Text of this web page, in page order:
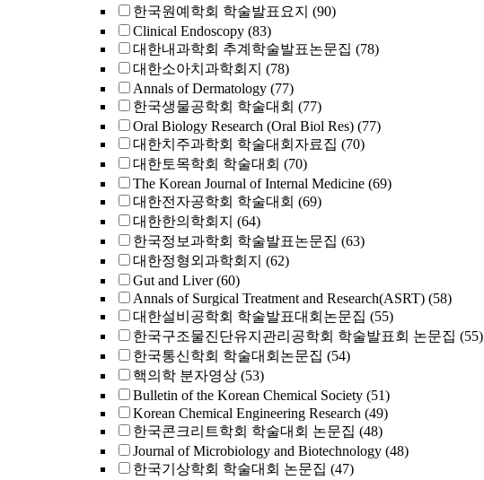
한국원예학회 학술발표요지 (90)
Clinical Endoscopy (83)
대한내과학회 추계학술발표논문집 (78)
대한소아치과학회지 (78)
Annals of Dermatology (77)
한국생물공학회 학술대회 (77)
Oral Biology Research (Oral Biol Res) (77)
대한치주과학회 학술대회자료집 (70)
대한토목학회 학술대회 (70)
The Korean Journal of Internal Medicine (69)
대한전자공학회 학술대회 (69)
대한한의학회지 (64)
한국정보과학회 학술발표논문집 (63)
대한정형외과학회지 (62)
Gut and Liver (60)
Annals of Surgical Treatment and Research(ASRT) (58)
대한설비공학회 학술발표대회논문집 (55)
한국구조물진단유지관리공학회 학술발표회 논문집 (55)
한국통신학회 학술대회논문집 (54)
핵의학 분자영상 (53)
Bulletin of the Korean Chemical Society (51)
Korean Chemical Engineering Research (49)
한국콘크리트학회 학술대회 논문집 (48)
Journal of Microbiology and Biotechnology (48)
한국기상학회 학술대회 논문집 (47)